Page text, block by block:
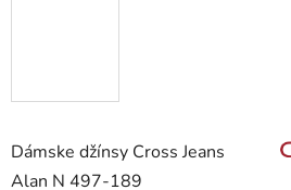
Dámske džínsy Cross Jeans
Alan N 497-189